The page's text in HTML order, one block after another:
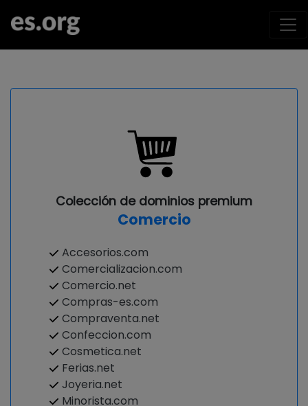
Colección de dominios premium
Comercio
Accesorios.com
Comercializacion.com
Comercio.net
Compras-es.com
Compraventa.net
Confeccion.com
Cosmetica.net
Ferias.net
Joyeria.net
Minorista.com